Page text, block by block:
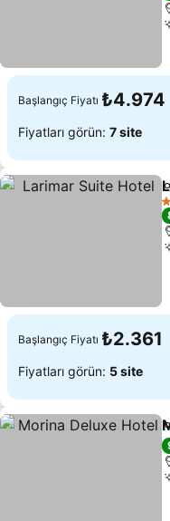
Başlangıç Fiyatı ₺4.974
Fiyatları görün: 7 site
4
Başlangıç Fiyatı ₺2.361
Fiyatları görün: 5 site